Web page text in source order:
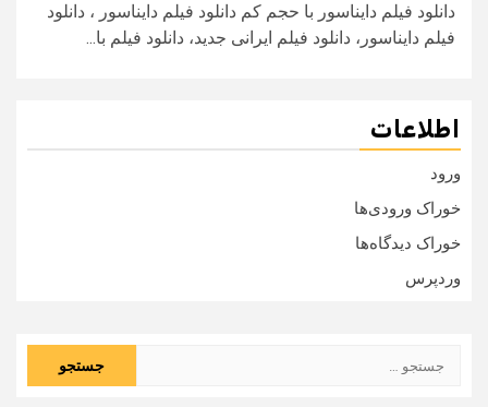
دانلود فیلم دایناسور با حجم کم دانلود فیلم دایناسور ، دانلود
فیلم دایناسور، دانلود فیلم ایرانی جدید، دانلود فیلم با...
اطلاعات
ورود
خوراک ورودی‌ها
خوراک دیدگاه‌ها
وردپرس